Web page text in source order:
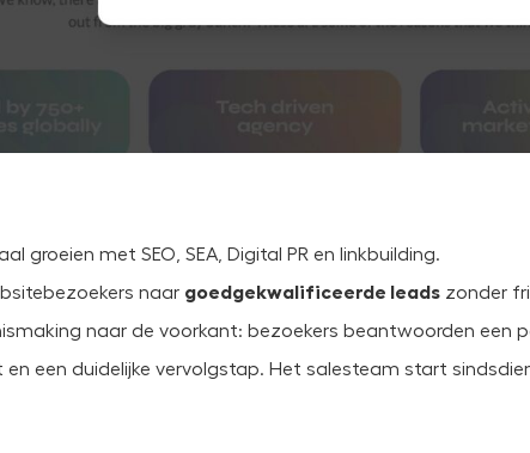
groeien met SEO, SEA, Digital PR en linkbuilding.
naar goedgekwalificeerde leads zonder
naar de voorkant: bezoekers beantwoorden een
een duidelijke vervolgstap. Het salesteam start